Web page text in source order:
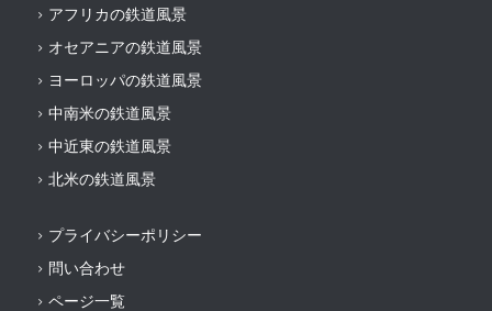
アフリカの鉄道風景
オセアニアの鉄道風景
ヨーロッパの鉄道風景
中南米の鉄道風景
中近東の鉄道風景
北米の鉄道風景
プライバシーポリシー
問い合わせ
ページ一覧